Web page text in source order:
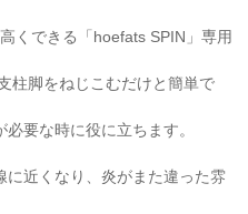
くできる「hoefats SPIN」専用
柱脚をねじこむだけと簡単で
要な時に役に立ちます。
近くなり、炎がまた違った雰